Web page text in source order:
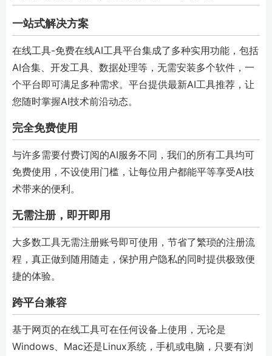
一站式解决方案
在线工具-免费在线AI工具平台集成了多种实用功能，包括
AI合集、开发工具、数据处理等，无需安装多个软件，一
个平台即可满足多种需求。平台提供最新AI工具推荐，让
您随时掌握AI技术前沿动态。
完全免费使用
与许多需要付费订阅的AI服务不同，我们的所有工具均可
免费使用，不设使用门槛，让每位用户都能平等享受AI技
术带来的便利。
无需注册，即开即用
大多数工具无需注册账号即可使用，节省了繁琐的注册流
程，真正做到随用随走，保护用户隐私的同时提供极致便
捷的体验。
跨平台兼容
基于网页的在线工具可在任何设备上使用，无论是
Windows、Mac还是Linux系统，手机或电脑，只要有浏